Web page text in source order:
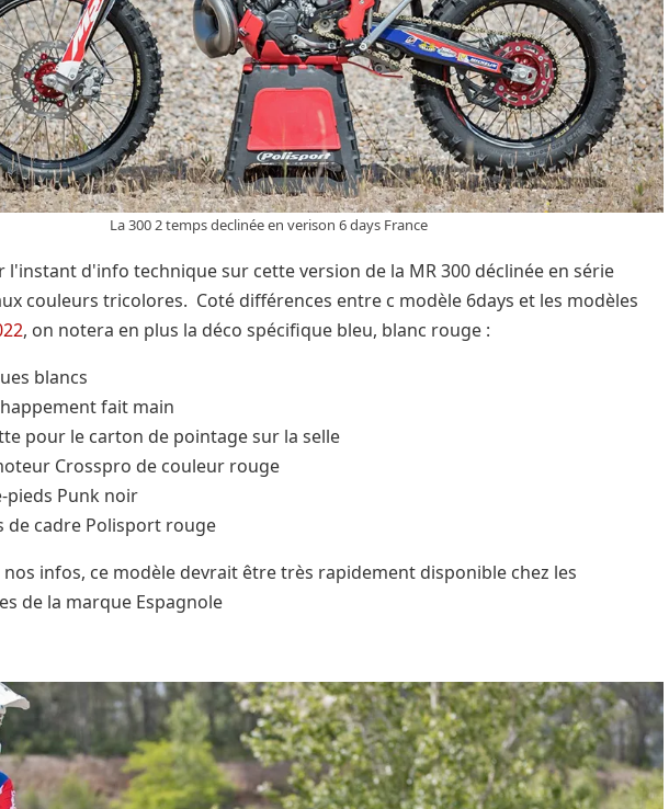
La 300 2 temps declinée en verison 6 days France
l'instant d'info technique sur cette version de la MR 300 déclinée en série
couleurs tricolores. Coté différences entre c modèle 6days et les modèles
, on notera en plus la déco spécifique bleu, blanc rouge :
blancs
fait main
pour le carton de pointage sur la selle
Crosspro de couleur rouge
pieds Punk noir
de cadre Polisport rouge
infos, ce modèle devrait être très rapidement disponible chez les
de la marque Espagnole